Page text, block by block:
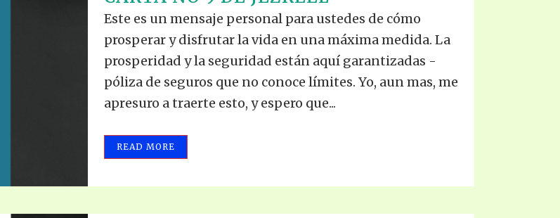
THE SHEPHERD’S ROD IN EPUB
SPIRIT OF PROPHECY EXCERPTS
LITERATURE
TODOS LOS VIDEO
Este es un mensaje personal para ustedes de cómo
prosperar y disfrutar la vida en una máxima medida. La
prosperidad y la seguridad están aquí garantizadas -
póliza de seguros que no conoce límites. Yo, aun mas, me
apresuro a traerte esto, y espero que...
READ MORE